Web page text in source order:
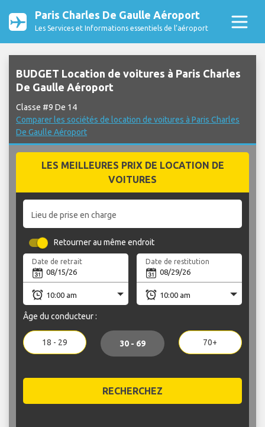
Paris Charles De Gaulle Aéroport
Les Services et Informations essentiels de l’aéroport
BUDGET Location de voitures à Paris Charles
De Gaulle Aéroport
Classe #9 De 14
Comparer les sociétés de location de voitures à Paris Charles
De Gaulle Aéroport
LES MEILLEURES PRIX DE LOCATION DE
VOITURES
Lieu de prise en charge
Retourner au même endroit
Date de retrait Date de restitution
Âge du conducteur :
18 - 29 30 - 69 70+
RECHERCHEZ